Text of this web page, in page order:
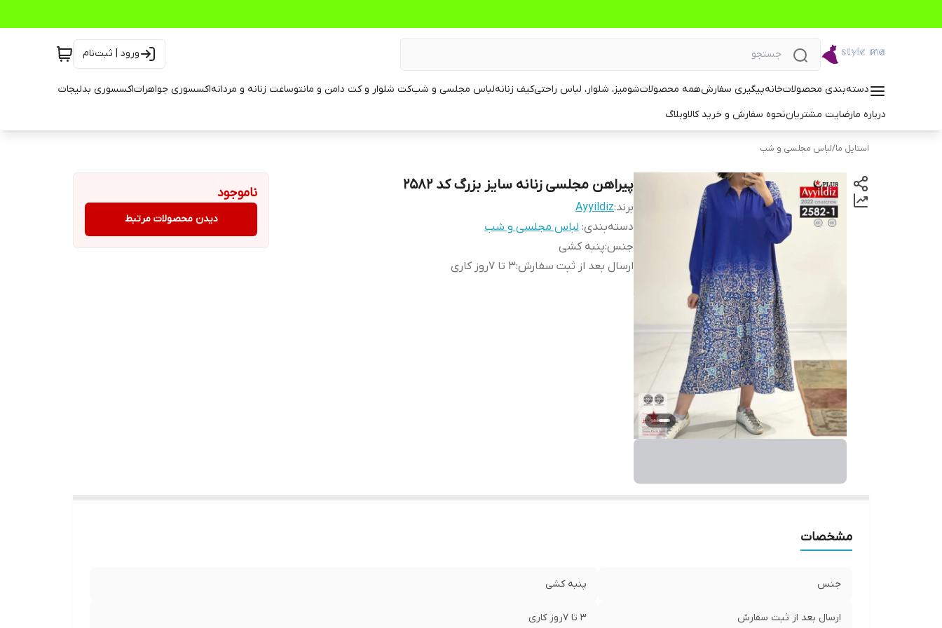
ورود | ثبت‌نام
دسته‌بندی محصولاتخانهپیگیری سفارشهمه محصولاتشومیز، شلوار، لباس راحتیکیف زنانهلباس مجلسی و شبکت شلوار و کت دامن و مانتوساعت زنانه و مردانهاکسسوری جواهراتاکسسوری بدلیجات
درباره مارضایت مشتریاننحوه سفارش و خرید کالاوبلاگ
استایل ما/لباس مجلسی و شب
پیراهن مجلسی زنانه سایز بزرگ کد 2582
برند:Ayyildiz
دسته‌بندی: لباس مجلسی و شب
جنس:پنبه کشی
ارسال بعد از ثبت سفارش:3 تا 7روز کاری
ناموجود
دیدن محصولات مرتبط
مشخصات
جنس پنبه کشی
ارسال بعد از ثبت سفارش 3 تا 7روز کاری